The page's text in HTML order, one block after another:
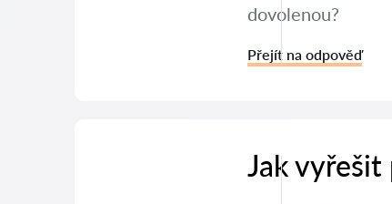
dovolenou?
Přejít na odpověď
Jak vyřešit